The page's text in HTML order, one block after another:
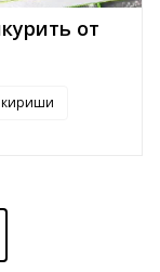
от
кириши